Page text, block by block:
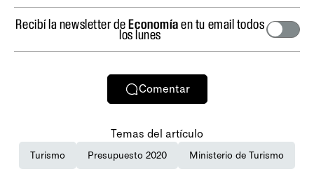
Recibí la newsletter deEconomíaen tu email todos
los lunes
Comentar
Temas del artículo
Turismo Presupuesto 2020 Ministerio de Turismo